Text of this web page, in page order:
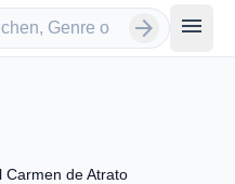
arrow_forward menu
Carmen de Atrato